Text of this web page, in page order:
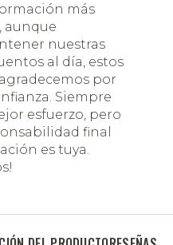
más
aunque
nuestras
al día, estos
por
Siempre
esfuerzo, pero
final
es tuya.